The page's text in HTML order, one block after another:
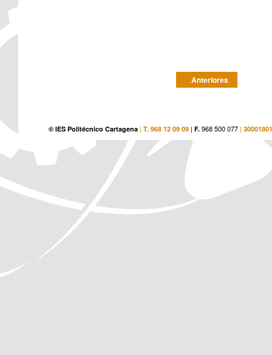
Post navigation
Anteriores
© IES Politécnico Cartagena | T. 968 12 09 09 | F. 968 500 077 |